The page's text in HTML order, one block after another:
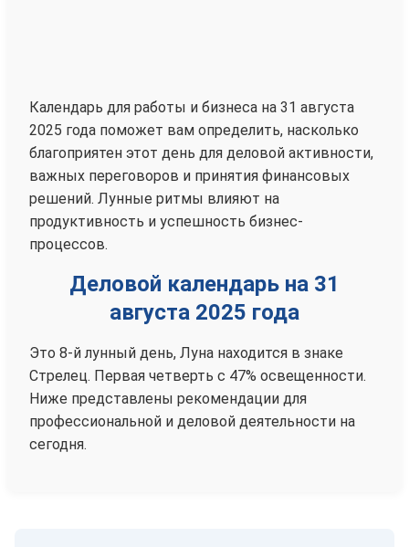
Календарь для работы и бизнеса на 31 августа
2025 года поможет вам определить, насколько
благоприятен этот день для деловой активности,
важных переговоров и принятия финансовых
решений. Лунные ритмы влияют на
продуктивность и успешность бизнес-
процессов.
Деловой календарь на 31
августа 2025 года
Это 8-й лунный день, Луна находится в знаке
Стрелец. Первая четверть с 47% освещенности.
Ниже представлены рекомендации для
профессиональной и деловой деятельности на
сегодня.